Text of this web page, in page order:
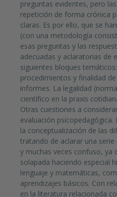
preguntas evidentes, pero
repetición de forma crónica
claras. Es por ello, que se
(con una metodología
esas preguntas y las
adecuadas y aclaratorias de
siguientes bloques
procedimientos y finalidad
informes. La legalidad
científico en la praxis
Otras cuestiones a
evaluación psicopedagógica.
la conceptualización de las
tratando de aclarar una
y muchas veces confuso, ya
solapada haciendo especial
lenguaje y matemáticas,
aprendizajes básicos. Con
en la literatura relacionada